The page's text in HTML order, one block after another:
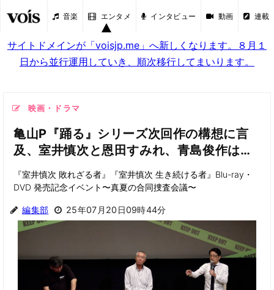
音楽 エンタメ インタビュー 動画 連載
サイトドメインが「voisjp.me」へ新しくなります。８月１
日から並行運用していき、順次移行してまいります。
映画・ドラマ
亀山P『踊る』シリーズ次回作の構想に言
及、室井慎次と恩田すみれ、青島俊作は…
『室井慎次 敗れざる者』『室井慎次 生き続ける者』Blu-ray・
DVD 発売記念イベント〜真夏の合同捜査会議〜
編集部 25年07月20日09時44分